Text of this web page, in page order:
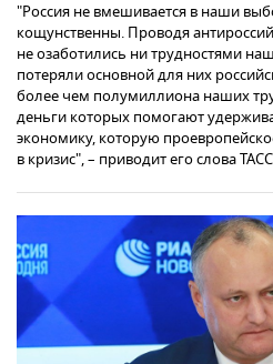
"Россия не вмешивается в наши
кощунственны. Проводя
не озаботились ни трудностями
потеряли основной для них
более чем полумиллиона наших
деньги которых помогают
экономику, которую
в кризис", – приводит его слова